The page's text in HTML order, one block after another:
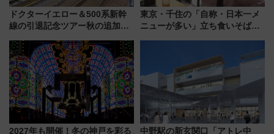
ドクターイエロー＆500系新幹
線の引退記念ツアー秋の追加企
ホテル情報まとめ
東京・千住の「自称・日本一メ
ニューが多い」立ち食いそば屋
7/27夜10時～放送
2027年も開催！冬の神戸を彩る 中野駅の新玄関口「アトレ中